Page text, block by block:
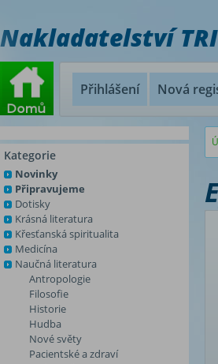
Nakladatelství
Přihlášení Nová
Kategorie
Novinky
Připravujeme
Dotisky
Krásná literatura
Křesťanská spiritualita
Medicína
Naučná literatura
Antropologie
Filosofie
Historie
Hudba
Nové světy
Pacientské a zdraví